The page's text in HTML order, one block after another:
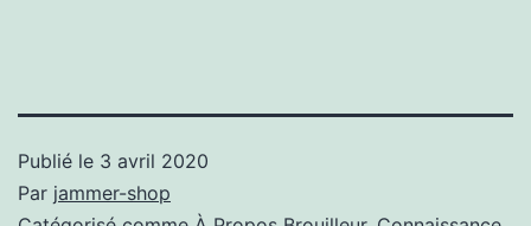
Publié le 3 avril 2020
Par jammer-shop